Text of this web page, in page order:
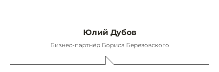
Юлий Дубов
Бизнес-партнёр Бориса Березовского